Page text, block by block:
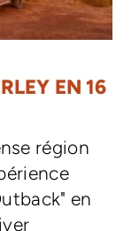
EN 16
région
en